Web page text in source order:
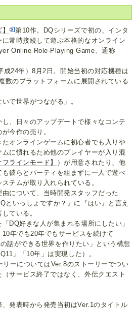
第10作。DQシリーズで初の、インタ
常時接続して遊ぶ本格的なオンライン
Online Role-Playing Game、通称
成24年）8月2日。開始当初の対応機種は
数のプラットフォームに展開されている
で世界がつながる」。
、日々のアップデートで様々なコンテ
今作の売り。
オンラインゲームに初心者でも入りや
に慣れるため他のプレイヤーが入り混
フラインモード】
）が用意されたり、他
彼らとパーティを組まずに一人で遊べ
ステムが取り入れられている。
について、当時開発スタッフだった
といっしょですか？』に『はい』と言え
ている。
DQ好きな人が集まれる場所にしたい」
年でも20年でもサービスを続けて
話ができる世界を作りたい」という構想
」「10年」は実現した）。
ーについてはVer.8のストーリーでつい
サービス終了ではなく、外伝クエスト
発表時から発売当初はVer.1のタイトル